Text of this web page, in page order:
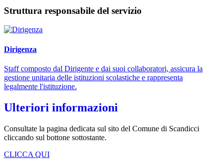
Struttura responsabile del servizio
Dirigenza
Staff composto dal Dirigente e dai suoi collaboratori, assicura la
gestione unitaria delle istituzioni scolastiche e rappresenta
legalmente l'istituzione.
Ulteriori informazioni
Consultate la pagina dedicata sul sito del Comune di Scandicci
cliccando sul bottone sottostante.
CLICCA QUI